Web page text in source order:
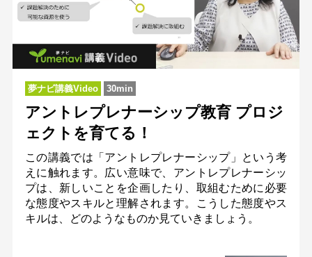
夢ナビ講義Video 30min
アントレプレナーシップ教育 プロジ
ェクトを育てる！
この講義では「アントレプレナーシップ」という考
えに触れます。広い意味で、アントレプレナーシッ
プは、新しいことを企画したり、取組むために必要
な態度やスキルと理解されます。こうした態度やス
キルは、どのようなものか見ていきましょう。